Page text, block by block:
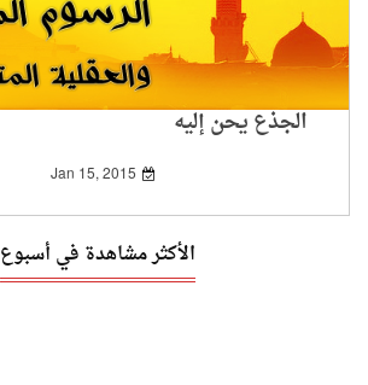
الجذع يحن إليه
Jan 15, 2015
الأكثر مشاهدة في أسبوع